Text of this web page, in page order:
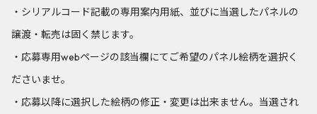
・シリアルコード記載の専用案内用紙、並びに当選したパネルの
譲渡・転売は固く禁じます。
・応募専用webページの該当欄にてご希望のパネル絵柄を選択く
ださいませ。
・応募以降に選択した絵柄の修正・変更は出来ません。当選され